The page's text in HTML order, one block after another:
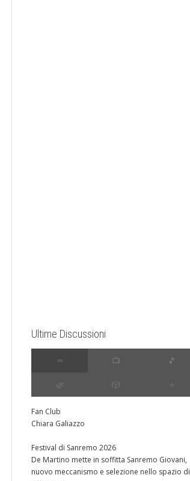
Ultime Discussioni
∞ 📺 🎵
🌿 🎲 ⭐️
Fan Club
Chiara Galiazzo
Festival di Sanremo 2026
De Martino mette in soffitta Sanremo Giovani,
nuovo meccanismo e selezione nello spazio di